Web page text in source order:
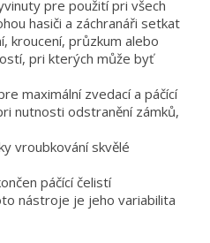
pre použití pri všech
hasiči a záchranáři setkat
kroucení, průzkum alebo
pri kterých může byť
maximální zvedací a páčící
nutnosti odstranění zámků,
vroubkování skvělé
páčící čelistí
nástroje je jeho variabilita